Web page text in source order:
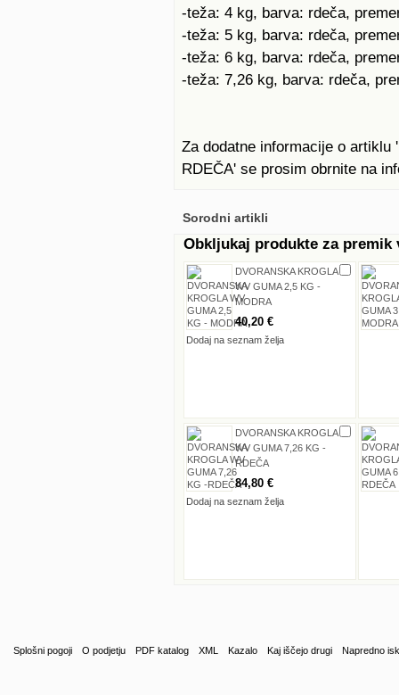
-teža: 4 kg, barva: rdeča,
-teža: 5 kg, barva: rdeča,
-teža: 6 kg, barva: rdeča,
-teža: 7,26 kg, barva: rdeča,
Za dodatne informacije o artiklu
RDEČA' se prosim obrnite na
Sorodni artikli
Obkljukaj produkte za
DVORANSKA KROGLA
WV GUMA 2,5 KG -
MODRA
40,20 €
Dodaj na seznam želja
DVORANSKA KROGLA
WV GUMA 7,26 KG -
RDEČA
84,80 €
Dodaj na seznam želja
Splošni pogoji O podjetju PDF katalog XML Kazalo Kaj iščejo drugi Napredno